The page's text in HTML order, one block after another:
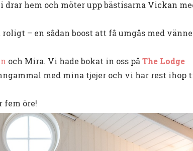
hem och möter upp bästisarna Vickan
– en sådan boost att få umgås med
och Mira. Vi hade bokat in oss påThe Lodge
med mina tjejer och vi har rest ihop
fem öre!